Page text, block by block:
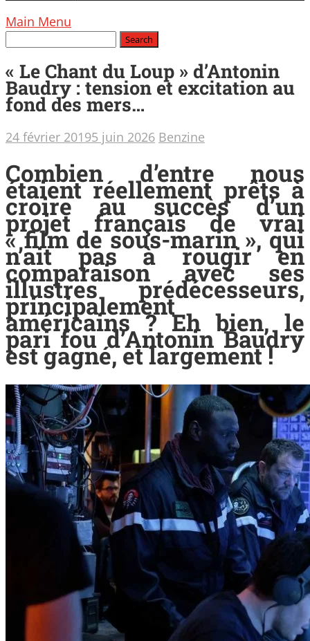
Main Menu
« Le Chant du Loup » d’Antonin
Baudry : tension et excitation au
fond des mers…
24 février 20195 juin 2026 Benzine
Combien d’entre nous
étaient réellement prêts à
croire au succès d’un
projet français de vrai
« film de sous-marin », qui
n’ait pas à rougir en
comparaison avec ses
illustres prédécesseurs,
principalement
américains ? Eh bien, le
pari fou d’Antonin Baudry
est gagné, et largement !